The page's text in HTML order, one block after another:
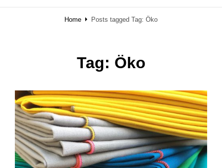
Home Posts tagged Tag: Öko
Tag: Öko